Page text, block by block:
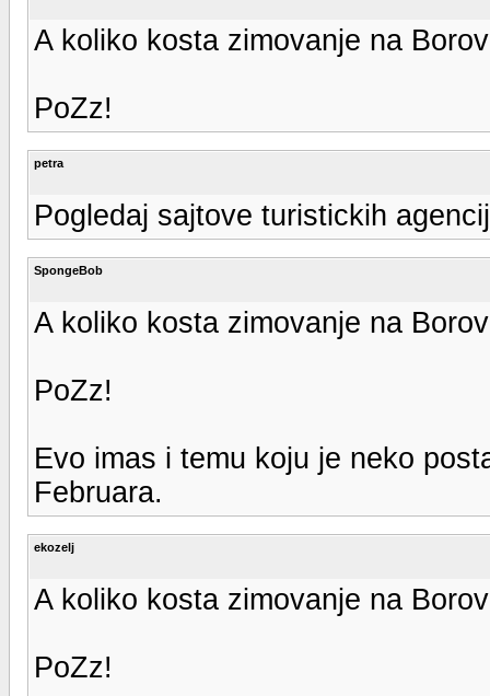
A koliko kosta zimovanje na
PoZz!
petra
Pogledaj sajtove turistickih
SpongeBob
A koliko kosta zimovanje na
PoZz!
Evo imas i temu koju je neko
Februara.
ekozelj
A koliko kosta zimovanje na
PoZz!